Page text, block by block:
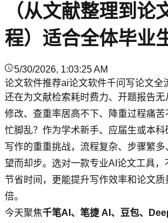
（从文献整理到论
程）适合全体毕业
5/30/2026, 1:03:25 AM
论文软件推荐ai论文软件千问写论文全
还在为文献检索耗时费力、开题报告
修改、查重率居高不下、降重过程痛
忙脚乱？作为学术新手、应届生或本
写作的重重挑战，流程复杂、步骤繁
望而却步。选对一款专业AI论文工具，
节省时间，更能提升写作效率和论文
倍。
今天聚焦千笔AI、笔捷 AI、豆包、